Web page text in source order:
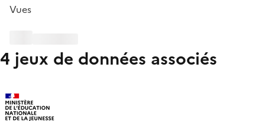
Vues
4 jeux de données associés